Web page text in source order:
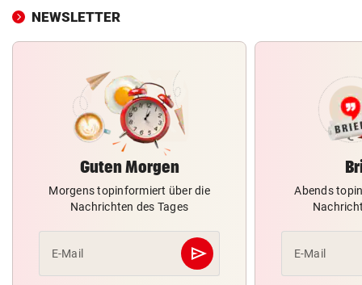
NEWSLETTER
Guten Morgen
Morgens topinformiert über die
Nachrichten des Tages
E-Mail send
Abschicken
Abends
E-Mail